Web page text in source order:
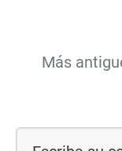
Más